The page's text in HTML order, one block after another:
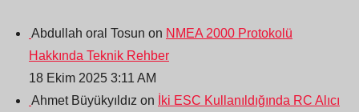
Abdullah oral Tosun on NMEA 2000 Protokolü
Hakkında Teknik Rehber
18 Ekim 2025 3:11 AM
Ahmet Büyükyıldız on
İki ESC Kullanıldığında RC Alıcı